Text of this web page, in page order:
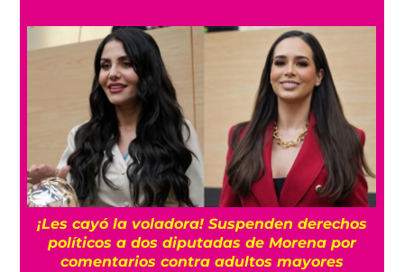
¡Les cayó la voladora! Suspenden derechos
políticos a dos diputadas de Morena por
comentarios contra adultos mayores